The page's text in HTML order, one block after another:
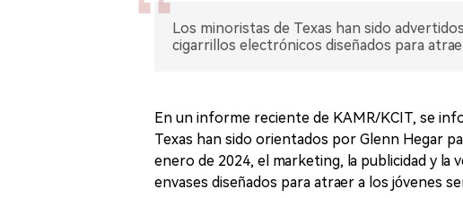
Los minoristas de Texas han sido
cigarrillos electrónicos diseñados para
En un informe reciente de KAMR/KCIT, se
Texas han sido orientados por Glenn Hegar
enero de 2024, el marketing, la publicidad y
envases diseñados para atraer a los jóvenes